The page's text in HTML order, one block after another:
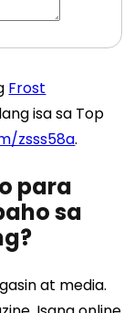
Frost
isa sa Top
zsss58a.
para
sa
at media.